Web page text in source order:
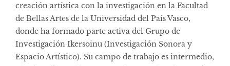
creación artística con la investigación en la Facultad
de Bellas Artes de la Universidad del País Vasco,
donde ha formado parte activa del Grupo de
Investigación Ikersoinu (Investigación Sonora y
Espacio Artístico). Su campo de trabajo es intermedio,